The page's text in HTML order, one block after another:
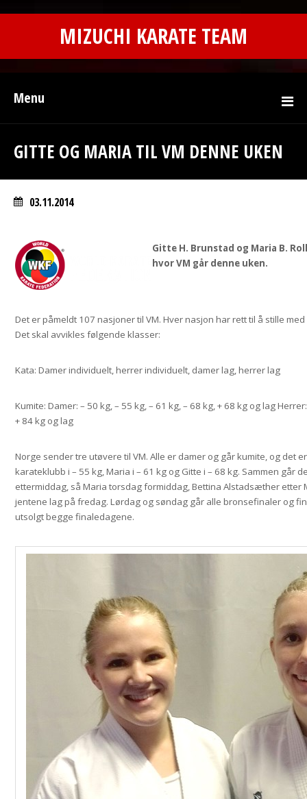
MIZUCHI KARATE TEAM
Menu
GITTE OG MARIA TIL VM DENNE UKEN
03.11.2014
Gitte H. Brunstad og Maria B.
hvor VM går denne uken.
Det er påmeldt 107 nasjoner til VM. Hver nasjon har rett til å stille
Det skal avvikles følgende klasser:
Kata: Damer individuelt, herrer individuelt, damer lag, herrer lag
Kumite: Damer: – 50 kg, – 55 kg, – 61 kg, – 68 kg, + 68 kg og lag
+ 84 kg og lag
Norge sender tre utøvere til VM. Alle er damer og går kumite, og det
karateklubb i – 55 kg, Maria i – 61 kg og Gitte i – 68 kg. Sammen går
ettermiddag, så Maria torsdag formiddag, Bettina Alstadsæther etter
jentene lag på fredag. Lørdag og søndag går alle bronsefinaler og
utsolgt begge finaledagene.